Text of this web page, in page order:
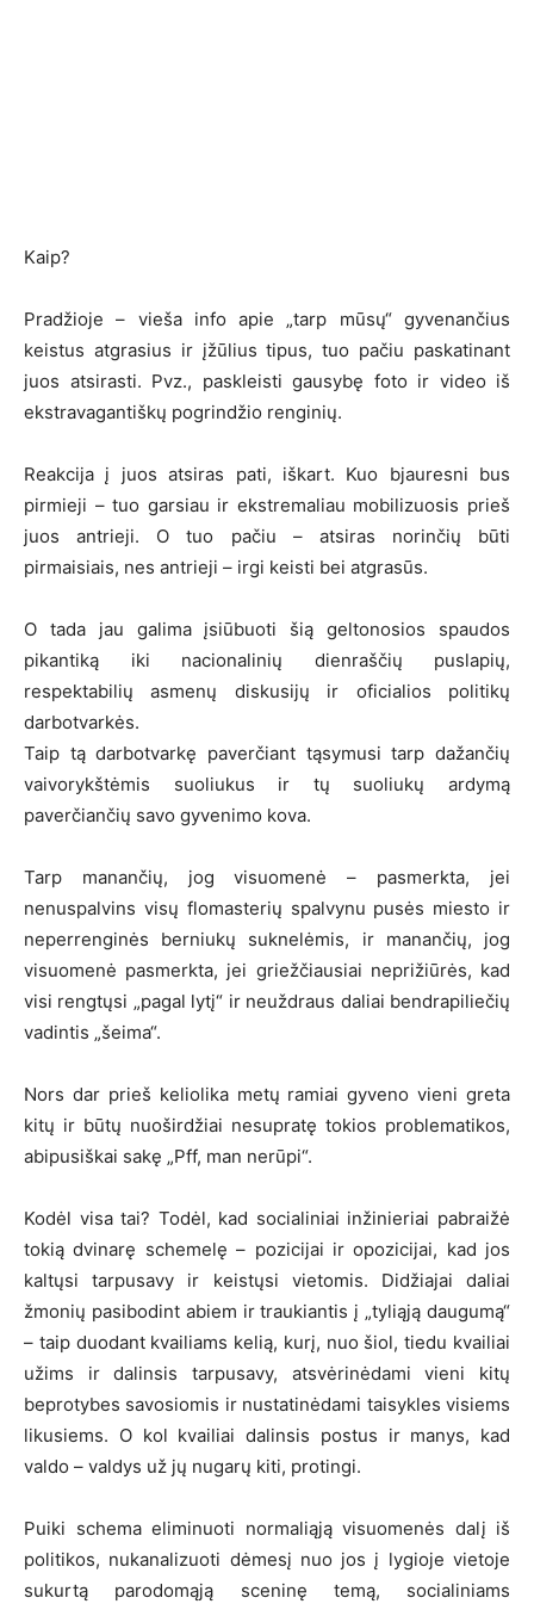
Kaip?
Pradžioje – vieša info apie „tarp mūsų“ gyvenančius
keistus atgrasius ir įžūlius tipus, tuo pačiu paskatinant
juos atsirasti. Pvz., paskleisti gausybę foto ir video iš
ekstravagantiškų pogrindžio renginių.
Reakcija į juos atsiras pati, iškart. Kuo bjauresni bus
pirmieji – tuo garsiau ir ekstremaliau mobilizuosis prieš
juos antrieji. O tuo pačiu – atsiras norinčių būti
pirmaisiais, nes antrieji – irgi keisti bei atgrasūs.
O tada jau galima įsiūbuoti šią geltonosios spaudos
pikantiką iki nacionalinių dienraščių puslapių,
respektabilių asmenų diskusijų ir oficialios politikų
darbotvarkės.
Taip tą darbotvarkę paverčiant tąsymusi tarp dažančių
vaivorykštėmis suoliukus ir tų suoliukų ardymą
paverčiančių savo gyvenimo kova.
Tarp manančių, jog visuomenė – pasmerkta, jei
nenuspalvins visų flomasterių spalvynu pusės miesto ir
neperrenginės berniukų suknelėmis, ir manančių, jog
visuomenė pasmerkta, jei griežčiausiai neprižiūrės, kad
visi rengtųsi „pagal lytį“ ir neuždraus daliai bendrapiliečių
vadintis „šeima“.
Nors dar prieš keliolika metų ramiai gyveno vieni greta
kitų ir būtų nuoširdžiai nesupratę tokios problematikos,
abipusiškai sakę „Pff, man nerūpi“.
Kodėl visa tai? Todėl, kad socialiniai inžinieriai pabraižė
tokią dvinarę schemelę – pozicijai ir opozicijai, kad jos
kaltųsi tarpusavy ir keistųsi vietomis. Didžiajai daliai
žmonių pasibodint abiem ir traukiantis į „tyliąją daugumą“
– taip duodant kvailiams kelią, kurį, nuo šiol, tiedu kvailiai
užims ir dalinsis tarpusavy, atsvėrinėdami vieni kitų
beprotybes savosiomis ir nustatinėdami taisykles visiems
likusiems. O kol kvailiai dalinsis postus ir manys, kad
valdo – valdys už jų nugarų kiti, protingi.
Puiki schema eliminuoti normaliąją visuomenės dalį iš
politikos, nukanalizuoti dėmesį nuo jos į lygioje vietoje
sukurtą parodomąją sceninę temą, socialiniams